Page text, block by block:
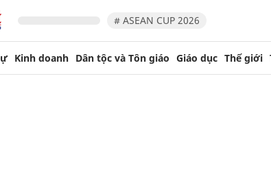
# ASEAN CUP 2026
Kinh doanh Dân tộc và Tôn giáo Giáo dục Thế giới